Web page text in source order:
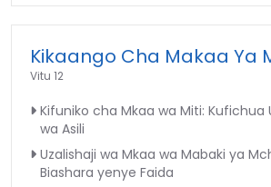
Kikaango Cha Makaa Ya
Vitu 12
Kifuniko cha Mkaa wa Miti: Kufichua
wa Asili
Uzalishaji wa Mkaa wa Mabaki ya
Biashara yenye Faida